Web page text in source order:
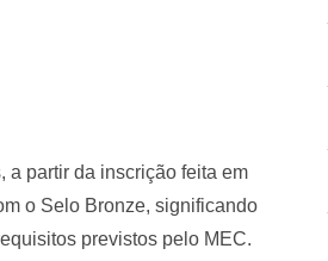
a partir da inscrição feita em
o Selo Bronze, significando
previstos pelo MEC.